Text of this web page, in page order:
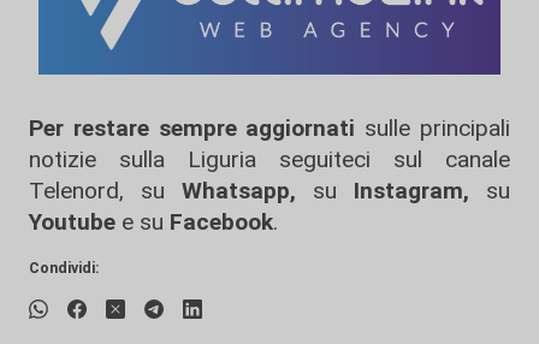
Per restare sempre aggiornati sulle principali
notizie sulla Liguria seguiteci sul canale
Telenord, su
Whatsapp, su Instagram, su
Youtube e su Facebook.
Condividi: